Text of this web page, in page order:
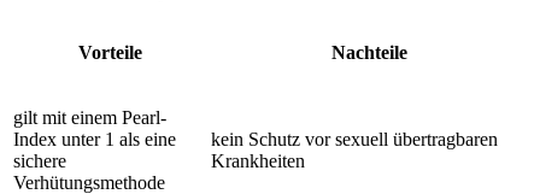
Vorteile Nachteile
gilt mit einem Pearl-
Index unter 1 als eine
sichere
Verhütungsmethode
kein Schutz vor sexuell übertragbaren
Krankheiten